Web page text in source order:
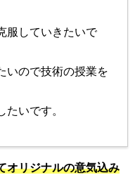
服していきたいで
いので技術の授業を
いです。
オリジナルの意気込み